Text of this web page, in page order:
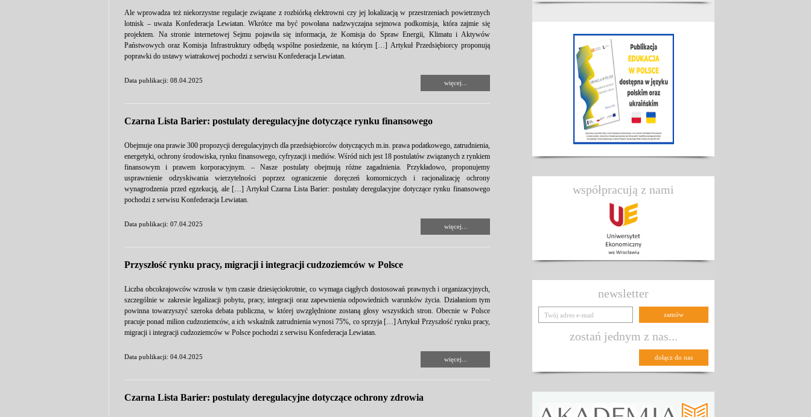
Ale wprowadza też niekorzystne regulacje związane z rozbiórką elektrowni czy jej lokalizacją w przestrzeniach powietrznych
lotnisk – uważa Konfederacja Lewiatan. Wkrótce ma być powołana nadzwyczajna sejmowa podkomisja, która zajmie się
projektem. Na stronie internetowej Sejmu pojawiła się informacja, że Komisja do Spraw Energii, Klimatu i Aktywów
Państwowych oraz Komisja Infrastruktury odbędą wspólne posiedzenie, na którym […] Artykuł Przedsiębiorcy proponują
poprawki do ustawy wiatrakowej pochodzi z serwisu Konfederacja Lewiatan.
Data publikacji: 08.04.2025 więcej...
Czarna Lista Barier: postulaty deregulacyjne dotyczące rynku finansowego
Obejmuje ona prawie 300 propozycji deregulacyjnych dla przedsiębiorców dotyczących m.in. prawa podatkowego, zatrudnienia,
energetyki, ochrony środowiska, rynku finansowego, cyfryzacji i mediów. Wśród nich jest 18 postulatów związanych z rynkiem
finansowym i prawem korporacyjnym. – Nasze postulaty obejmują różne zagadnienia. Przykładowo, proponujemy
usprawnienie odzyskiwania wierzytelności poprzez ograniczenie doręczeń komorniczych i racjonalizację ochrony
wynagrodzenia przed egzekucją, ale […] Artykuł Czarna Lista Barier: postulaty deregulacyjne dotyczące rynku finansowego
pochodzi z serwisu Konfederacja Lewiatan.
Data publikacji: 07.04.2025 więcej...
Przyszłość rynku pracy, migracji i integracji cudzoziemców w Polsce
Liczba obcokrajowców wzrosła w tym czasie dziesięciokrotnie, co wymaga ciągłych dostosowań prawnych i organizacyjnych,
szczególnie w zakresie legalizacji pobytu, pracy, integracji oraz zapewnienia odpowiednich warunków życia. Działaniom tym
powinna towarzyszyć szeroka debata publiczna, w której uwzględnione zostaną głosy wszystkich stron. Obecnie w Polsce
pracuje ponad milion cudzoziemców, a ich wskaźnik zatrudnienia wynosi 75%, co sprzyja […] Artykuł Przyszłość rynku pracy,
migracji i integracji cudzoziemców w Polsce pochodzi z serwisu Konfederacja Lewiatan.
Data publikacji: 04.04.2025 więcej...
Czarna Lista Barier: postulaty deregulacyjne dotyczące ochrony zdrowia
współpracują z nami
newsletter
zostań jednym z nas...